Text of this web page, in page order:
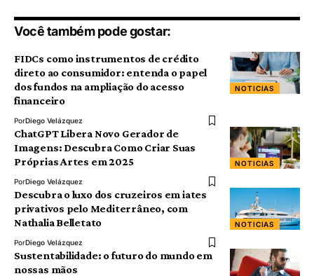
Você também pode gostar:
NOTICIAS
FIDCs como instrumentos de crédito
direto ao consumidor: entenda o papel
dos fundos na ampliação do acesso
financeiro
PorDiego Velázquez
NOTICIAS
ChatGPT Libera Novo Gerador de
Imagens: Descubra Como Criar Suas
Próprias Artes em 2025
PorDiego Velázquez
NOTICIAS
Descubra o luxo dos cruzeiros em iates
privativos pelo Mediterrâneo, com
Nathalia Belletato
PorDiego Velázquez
Sustentabilidade: o futuro do mundo em
nossas mãos